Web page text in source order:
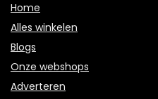
Home
Alles winkelen
Blogs
Onze webshops
Adverteren